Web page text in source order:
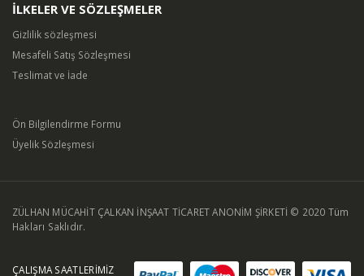
İLKELER VE SÖZLEŞMELER
Gizlilik sözleşmesi
Mesafeli Satış Sözleşmesi
Teslimat ve İade
Ön Bilgilendirme Formu
Üyelik Sözleşmesi
ZÜLHAN MÜCAHİT ÇALKAN İNŞAAT TİCARET ANONİM ŞİRKETİ © 2020 Tüm
Hakları Saklıdır.
ÇALIŞMA SAATLERİMİZ